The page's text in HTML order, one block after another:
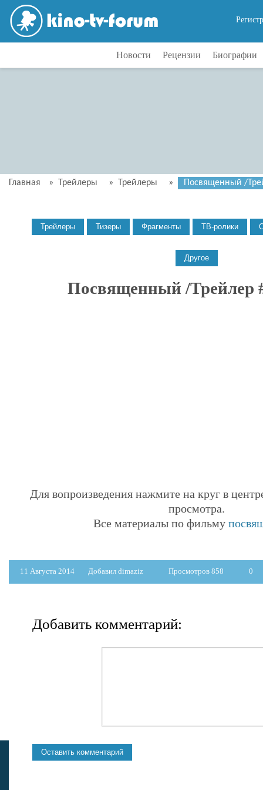
Новости Рецензии Биографии
Главная » Трейлеры » Трейлеры » Посвященный /
Посвященный /Трейлер
Для вопроизведения нажмите на круг в
просмотра.
Все материалы по фильму
11 Августа 2014 Добавил dimaziz Просмотров 858 0
Добавить комментарий: